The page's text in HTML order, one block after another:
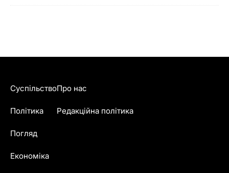
Суспільство
Політика
Погляд
Економіка
Про нас
Редакційна політика